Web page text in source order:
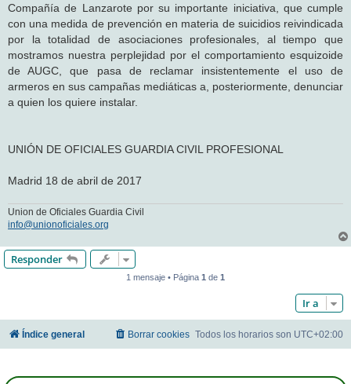
Compañía de Lanzarote por su importante iniciativa, que cumple
con una medida de prevención en materia de suicidios reivindicada
por la totalidad de asociaciones profesionales, al tiempo que
mostramos nuestra perplejidad por el comportamiento esquizoide
de AUGC, que pasa de reclamar insistentemente el uso de
armeros en sus campañas mediáticas a, posteriormente, denunciar
a quien los quiere instalar.
UNIÓN DE OFICIALES GUARDIA CIVIL PROFESIONAL
Madrid 18 de abril de 2017
Union de Oficiales Guardia Civil
info@unionoficiales.org
Responder
1 mensaje • Página 1 de 1
Ir a
Índice general Todos los horarios son UTC+02:00
Borrar cookies